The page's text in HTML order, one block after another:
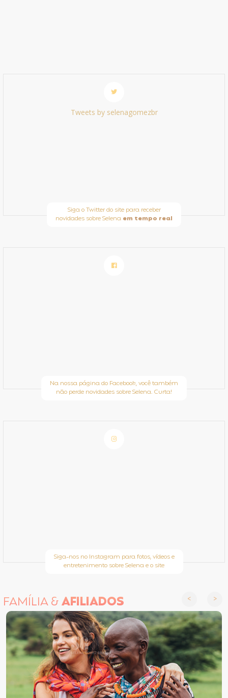
Tweets by selenagomezbr
Siga o Twitter do site para receber
novidades sobre Selena em tempo real
Na nossa página do Facebook, você também
não perde novidades sobre Selena. Curta!
Siga-nos no Instagram para fotos, vídeos e
entretenimento sobre Selena e o site
FAMÍLIA &AFILIADOS